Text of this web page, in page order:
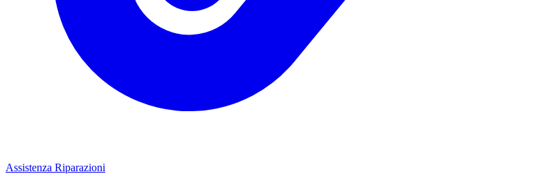
Assistenza Riparazioni